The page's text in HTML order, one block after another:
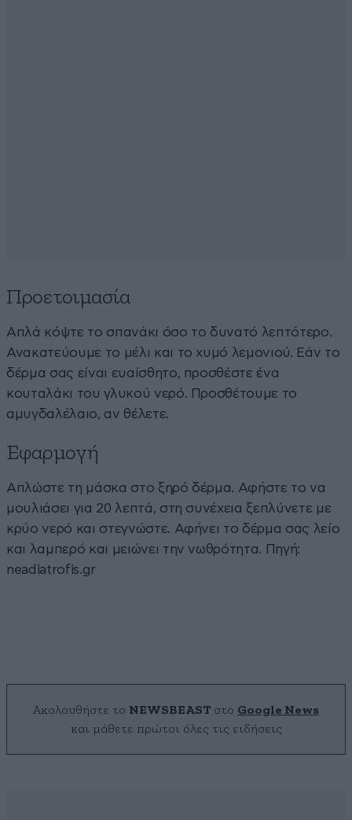
Προετοιμασία
Απλά κόψτε το σπανάκι όσο το δυνατό λεπτότερο.
Ανακατεύουμε το μέλι και το χυμό λεμονιού. Εάν το
δέρμα σας είναι ευαίσθητο, προσθέστε ένα
κουταλάκι του γλυκού νερό. Προσθέτουμε το
αμυγδαλέλαιο, αν θέλετε.
Εφαρμογή
Απλώστε τη μάσκα στο ξηρό δέρμα. Αφήστε το να
μουλιάσει για 20 λεπτά, στη συνέχεια ξεπλύνετε με
κρύο νερό και στεγνώστε. Αφήνει το δέρμα σας λείο
και λαμπερό και μειώνει την νωθρότητα. Πηγή:
neadiatrofis.gr
Ακολουθήστε το NEWSBEAST στο Google News
και μάθετε πρώτοι όλες τις ειδήσεις